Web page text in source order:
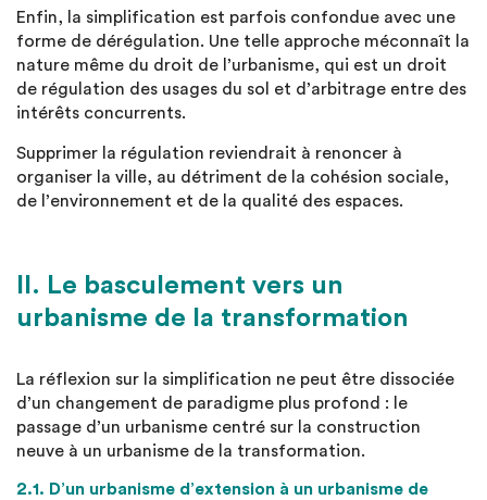
Enfin, la simplification est parfois confondue avec une
forme de dérégulation. Une telle approche méconnaît la
nature même du droit de l’urbanisme, qui est un droit
de régulation des usages du sol et d’arbitrage entre des
intérêts concurrents.
Supprimer la régulation reviendrait à renoncer à
organiser la ville, au détriment de la cohésion sociale,
de l’environnement et de la qualité des espaces.
II. Le basculement vers un
urbanisme de la transformation
La réflexion sur la simplification ne peut être dissociée
d’un changement de paradigme plus profond : le
passage d’un urbanisme centré sur la construction
neuve à un urbanisme de la transformation.
2.1. D’un urbanisme d’extension à un urbanisme de